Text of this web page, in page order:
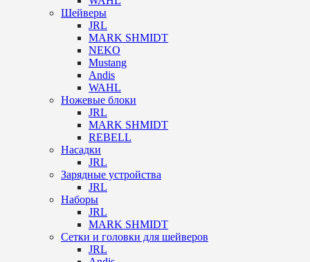
Шейверы
JRL
MARK SHMIDT
NEKO
Mustang
Andis
WAHL
Ножевые блоки
JRL
MARK SHMIDT
REBELL
Насадки
JRL
Зарядные устройства
JRL
Наборы
JRL
MARK SHMIDT
Сетки и головки для шейверов
JRL